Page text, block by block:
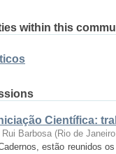
within this
Científica:
Barbosa (Rio de
estão reunidos